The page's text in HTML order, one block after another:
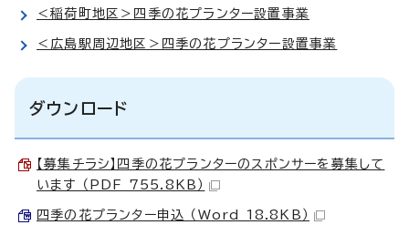
＜稲荷町地区＞四季の花プランター設置事業
＜広島駅周辺地区＞四季の花プランター設置事業
ダウンロード
【募集チラシ】四季の花プランターのスポンサーを募集して
います （PDF 755.8KB）
四季の花プランター申込 （Word 18.8KB）